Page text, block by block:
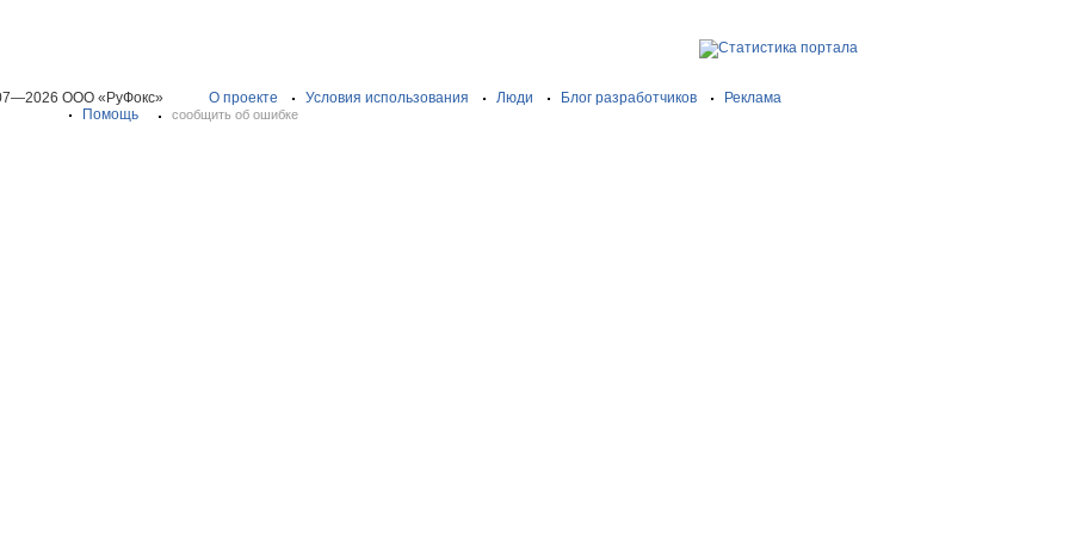
ООО «РуФокс» О проекте Условия использования Люди Блог разработчиков
Реклама
Помощь
сообщить об ошибке